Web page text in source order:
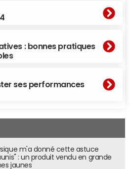
: bonnes pratiques
ses performances
m'a donné cette astuce
: un produit vendu en grande
jaunes